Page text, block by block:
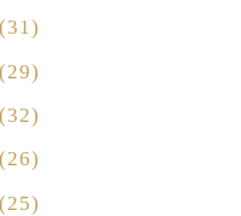
(31)
(29)
(32)
(26)
(25)